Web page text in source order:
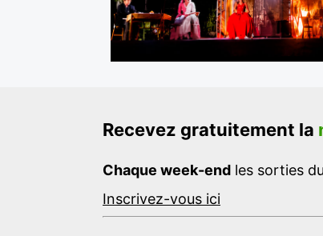
Recevez gratuitement la
Chaque week-end les sorties
Inscrivez-vous ici